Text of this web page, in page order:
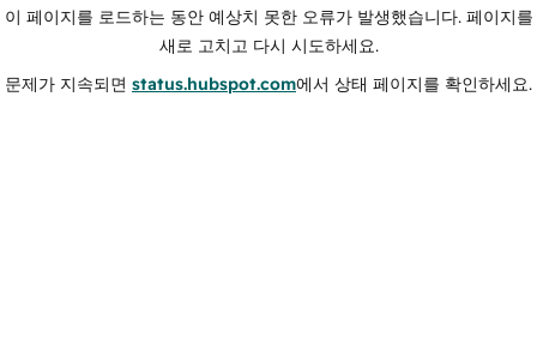
이 페이지를 로드하는 동안 예상치 못한 오류가 발생했습니다. 페이지를
새로 고치고 다시 시도하세요.
문제가 지속되면 status.hubspot.com에서 상태 페이지를 확인하세요.